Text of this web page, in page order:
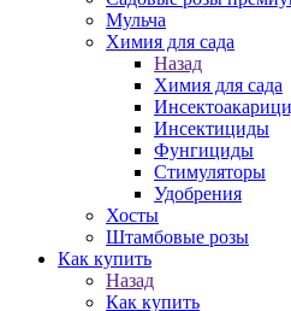
Мульча
Химия для сада
Назад
Химия для сада
Инсектициды
Фунгициды
Стимуляторы
Удобрения
Хосты
Штамбовые розы
Как купить
Назад
Как купить